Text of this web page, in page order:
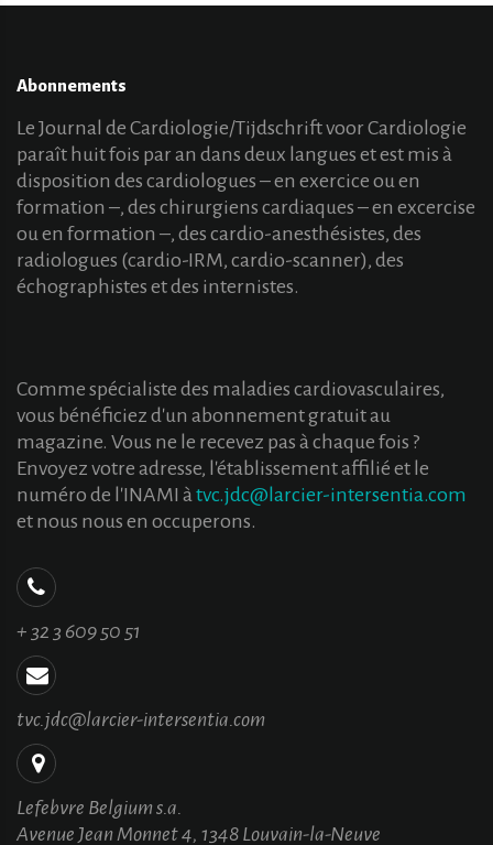
Abonnements
Le Journal de Cardiologie/Tijdschrift voor Cardiologie
paraît huit fois par an dans deux langues et est mis à
disposition des cardiologues – en exercice ou en
formation –, des chirurgiens cardiaques – en excercise
ou en formation –, des cardio-anesthésistes, des
radiologues (cardio-IRM, cardio-scanner), des
échographistes et des internistes.
Comme spécialiste des maladies cardiovasculaires,
vous bénéficiez d'un abonnement gratuit au
magazine. Vous ne le recevez pas à chaque fois ?
Envoyez votre adresse, l'établissement affilié et le
numéro de l'INAMI àtvc.jdc@larcier-intersentia.com
et nous nous en occuperons.
+ 32 3 609 50 51
tvc.jdc@larcier-intersentia.com
Lefebvre Belgium s.a.
Avenue Jean Monnet 4, 1348 Louvain-la-Neuve